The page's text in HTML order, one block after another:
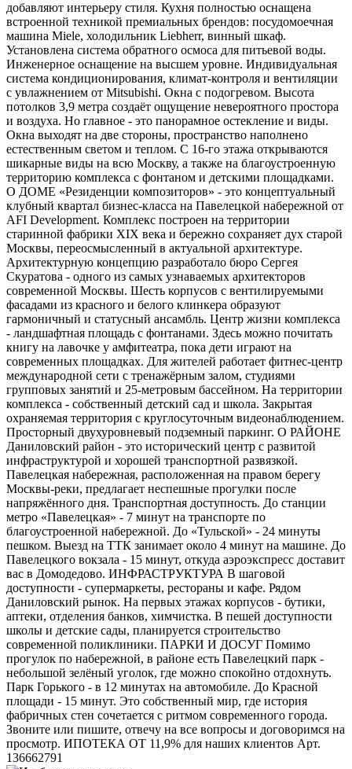
добавляют интерьеру стиля. Кухня полностью оснащена
встроенной техникой премиальных брендов: посудомоечная
машина Miele, холодильник Liebherr, винный шкаф.
Установлена система обратного осмоса для питьевой воды.
Инженерное оснащение на высшем уровне. Индивидуальная
система кондиционирования, климат-контроля и вентиляции
с увлажнением от Mitsubishi. Окна с подогревом. Высота
потолков 3,9 метра создаёт ощущение невероятного простора
и воздуха. Но главное - это панорамное остекление и виды.
Окна выходят на две стороны, пространство наполнено
естественным светом и теплом. С 16-го этажа открываются
шикарные виды на всю Москву, а также на благоустроенную
территорию комплекса с фонтаном и детскими площадками.
О ДОМЕ «Резиденции композиторов» - это концептуальный
клубный квартал бизнес-класса на Павелецкой набережной от
AFI Development. Комплекс построен на территории
старинной фабрики XIX века и бережно сохраняет дух старой
Москвы, переосмысленный в актуальной архитектуре.
Архитектурную концепцию разработало бюро Сергея
Скуратова - одного из самых узнаваемых архитекторов
современной Москвы. Шесть корпусов с вентилируемыми
фасадами из красного и белого клинкера образуют
гармоничный и статусный ансамбль. Центр жизни комплекса
- ландшафтная площадь с фонтанами. Здесь можно почитать
книгу на лавочке у амфитеатра, пока дети играют на
современных площадках. Для жителей работает фитнес-центр
международной сети с тренажёрным залом, студиями
групповых занятий и 25-метровым бассейном. На территории
комплекса - собственный детский сад и школа. Закрытая
охраняемая территория с круглосуточным видеонаблюдением.
Просторный двухуровневый подземный паркинг. О РАЙОНЕ
Даниловский район - это исторический центр с развитой
инфраструктурой и хорошей транспортной развязкой.
Павелецкая набережная, расположенная на правом берегу
Москвы-реки, предлагает неспешные прогулки после
напряжённого дня. Транспортная доступность. До станции
метро «Павелецкая» - 7 минут на транспорте по
благоустроенной набережной. До «Тульской» - 24 минуты
пешком. Выезд на ТТК занимает около 4 минут на машине. До
Павелецкого вокзала - 15 минут, откуда аэроэкспресс доставит
вас в Домодедово. ИНФРАСТРУКТУРА В шаговой
доступности - супермаркеты, рестораны и кафе. Рядом
Даниловский рынок. На первых этажах корпусов - бутики,
аптеки, отделения банков, химчистка. В пешей доступности
школы и детские сады, планируется строительство
современной поликлиники. ПАРКИ И ДОСУГ Помимо
прогулок по набережной, в районе есть Павелецкий парк -
небольшой зелёный уголок, где можно спокойно отдохнуть.
Парк Горького - в 12 минутах на автомобиле. До Красной
площади - 15 минут. Это собственный мир, где история
фабричных стен сочетается с ритмом современного города.
Звоните или пишите, отвечу на все вопросы и договоримся на
просмотр. ИПОТЕКА ОТ 11,9% для наших клиентов Арт.
136662791